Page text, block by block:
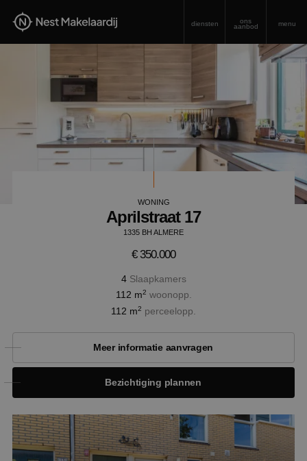
diensten ons
aanbod menu
WONING
Aprilstraat 17
1335 BH ALMERE
€ 350.000
4 Slaapkamers
112 m2 woonopp.
112 m2 perceelopp.
Bezichtiging plannen
Meer informatie aanvragen